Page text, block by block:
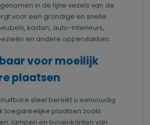
in de fijne vezels van de
voor een grondige en snelle
kasten, auto-interieurs,
en andere oppervlakken.
voor moeilijk
plaatsen
steel bereikt u eenvoudig
toegankelijke plaatsen zoals
lampen en bovenkanten van